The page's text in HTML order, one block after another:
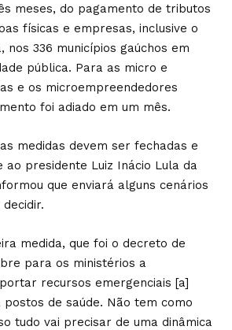
meses, do pagamento de tributos
físicas e empresas, inclusive o
nos 336 municípios gaúchos em
pública. Para as micro e
e os microempreendedores
foi adiado em um mês.
medidas devem ser fechadas e
ao presidente Luiz Inácio Lula da
que enviará alguns cenários
medida, que foi o decreto de
para os ministérios a
recursos emergenciais [a]
postos de saúde. Não tem como
tudo vai precisar de uma dinâmica